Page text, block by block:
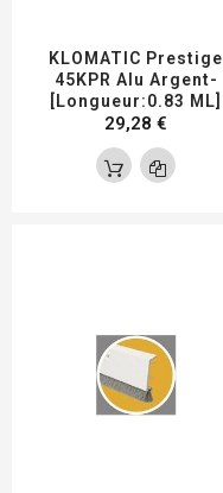
KLOMATIC Prestige
45KPR Alu Argent-
[Longueur:0.83 ML]
29,28 €